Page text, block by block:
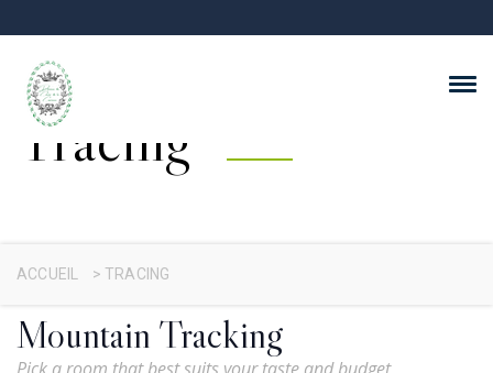
Tracing
ACCUEIL >TRACING
Mountain Tracking